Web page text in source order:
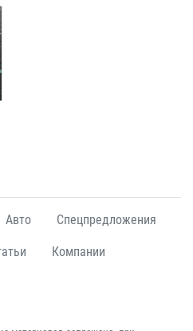
Авто Спецпредложения
Компании